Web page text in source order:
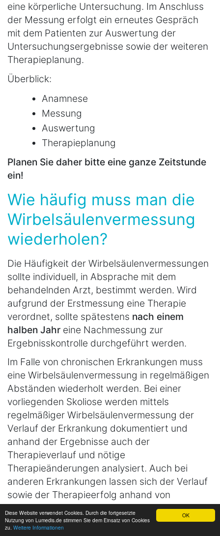
OK
Diese Website verwendet Cookies. Durch die fortgesetzte
Nutzung von Lumedis.de stimmen Sie dem Einsatz von Cookies
zu. Weitere Informationen
eine körperliche Untersuchung. Im Anschluss
der Messung erfolgt ein erneutes Gespräch
mit dem Patienten zur Auswertung der
Untersuchungsergebnisse sowie der weiteren
Therapieplanung.
Überblick:
Anamnese
Messung
Auswertung
Therapieplanung
Planen Sie daher bitte eine ganze Zeitstunde
ein!
Wie häufig muss man die
Wirbelsäulenvermessung
wiederholen?
Die Häufigkeit der Wirbelsäulenvermessungen
sollte individuell, in Absprache mit dem
behandelnden Arzt, bestimmt werden. Wird
aufgrund der Erstmessung eine Therapie
verordnet, sollte spätestens nach einem
halben Jahr eine Nachmessung zur
Ergebnisskontrolle durchgeführt werden.
Im Falle von chronischen Erkrankungen muss
eine Wirbelsäulenvermessung in regelmäßigen
Abständen wiederholt werden. Bei einer
vorliegenden Skoliose werden mittels
regelmäßiger Wirbelsäulenvermessung der
Verlauf der Erkrankung dokumentiert und
anhand der Ergebnisse auch der
Therapieverlauf und nötige
Therapieänderungen analysiert. Auch bei
anderen Erkrankungen lassen sich der Verlauf
sowie der Therapieerfolg anhand von
Wiederholungsmessungen dokumentieren.
In der Regel reicht aber